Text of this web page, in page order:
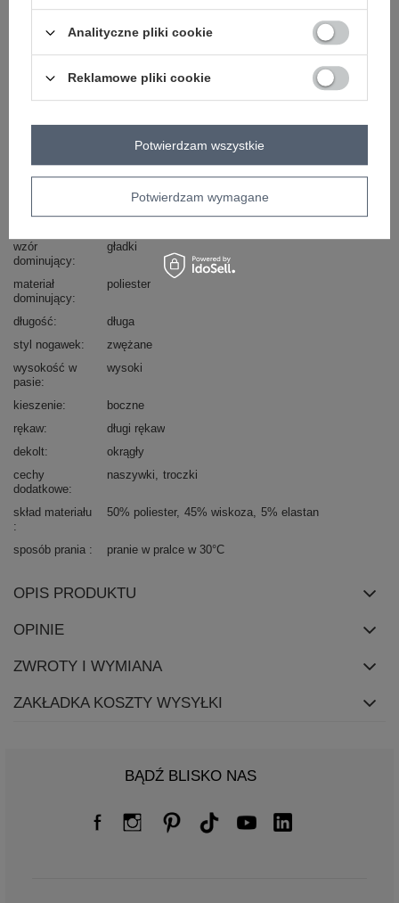
skład materiału : 50% poliester, 45% wiskoza, 5%
elastan
RUE PARIS
typ produktu
bluza+spodnie
casual
wzór
dominujący
gładki
materiał
dominujący
poliester
długość
długa
styl nogawek
zwężane
wysokość w
pasie
wysoki
kieszenie
boczne
rękaw
długi rękaw
dekolt
okrągły
cechy
dodatkowe
naszywki troczki
skład materiału 50% poliester 45% wiskoza 5% elastan
sposób prania pranie w pralce w 30°C
OPIS PRODUKTU
OPINIE
ZWROTY I WYMIANA
ZAKŁADKA KOSZTY WYSYŁKI
BĄDŹ BLISKO NAS
Analityczne pliki cookie
Reklamowe pliki cookie
Potwierdzam wymagane
Potwierdzam wszystkie